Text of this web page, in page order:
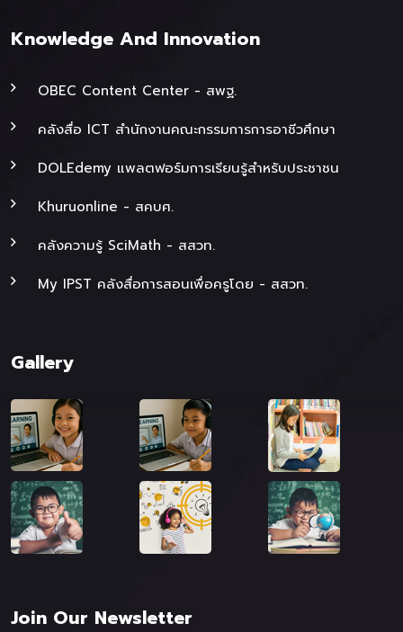
Knowledge And Innovation
OBEC Content Center - สพฐ.
คลังสื่อ ICT สำนักงานคณะกรรมการการอาชีวศึกษา
DOLEdemy แพลตฟอร์มการเรียนรู้สำหรับประชาชน
Khuruonline - สคบศ.
คลังความรู้ SciMath - สสวท.
My IPST คลังสื่อการสอนเพื่อครูโดย - สสวท.
Gallery
Join Our Newsletter